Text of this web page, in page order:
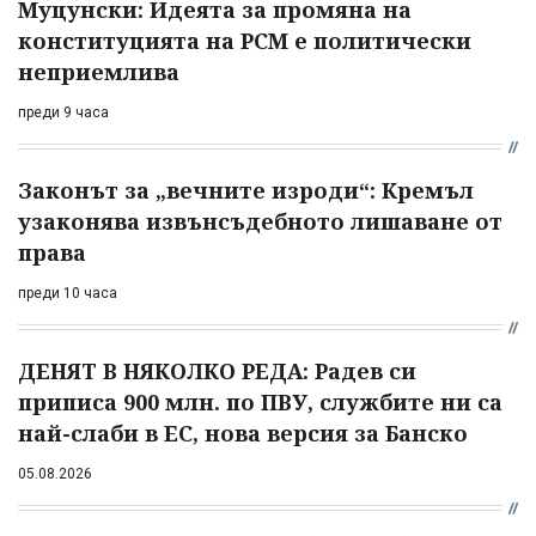
Муцунски: Идеята за промяна на
конституцията на РСМ е политически
неприемлива
преди 9 часа
Законът за „вечните изроди“: Кремъл
узаконява извънсъдебното лишаване от
права
преди 10 часа
ДЕНЯТ В НЯКОЛКО РЕДА: Радев си
приписа 900 млн. по ПВУ, службите ни са
най-слаби в ЕС, нова версия за Банско
05.08.2026